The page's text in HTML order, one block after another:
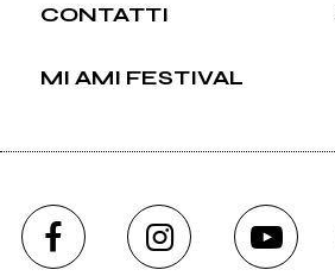
CONTATTI
MI AMI FESTIVAL